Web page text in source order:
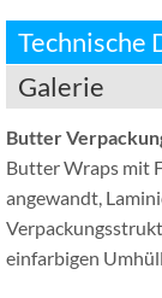
Technische
Galerie
Butter
Butter Wraps mit
angewandt,
einfarbigen